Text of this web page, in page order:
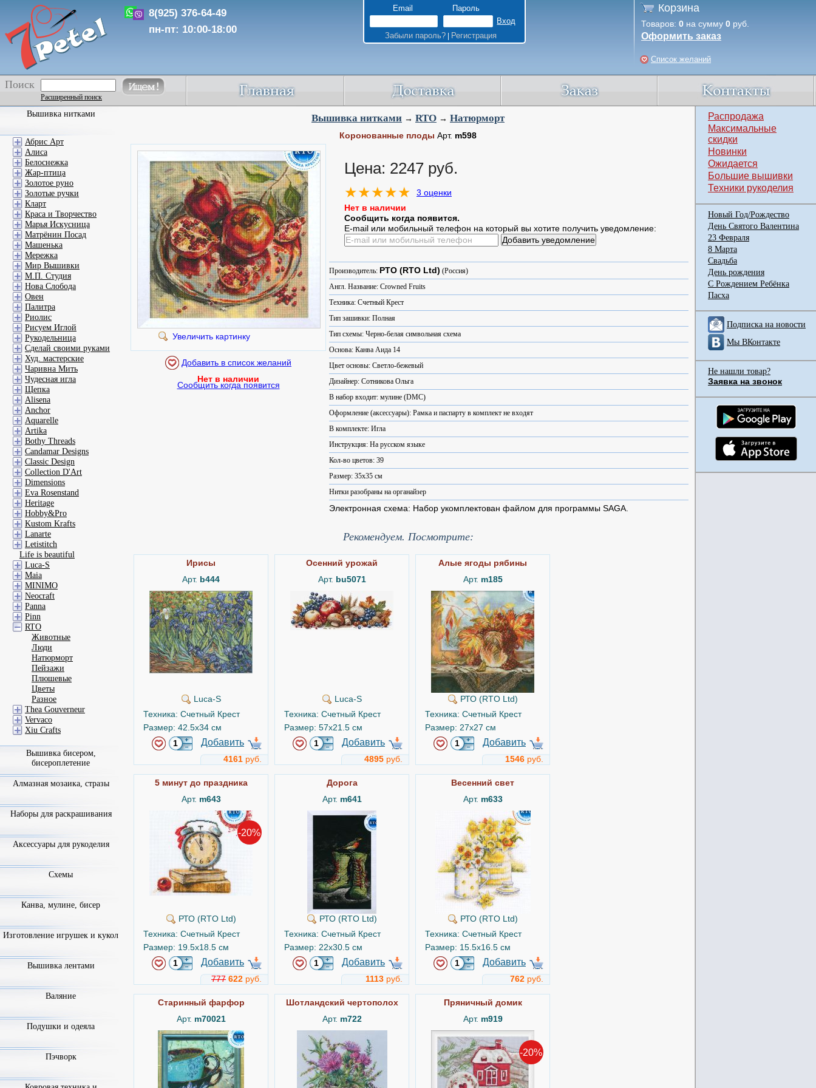
8(925) 376-64-49
пн-пт: 10:00-18:00
Email Пароль
Забыли пароль?| Регистрация
Корзина
Товаров: 0 на сумму 0 руб.
Оформить заказ
Список желаний
Поиск
Расширенный поиск
Вышивка нитками → RTO → Натюрморт
Коронованные плоды Арт. m598
Увеличить картинку
Нет в наличии
Сообщить когда появится
Цена: 2247 руб.
3 оценки
Нет в наличии
Сообщить когда появится.
E-mail или мобильный телефон на который вы хотите получить уведомление:
Производитель: РТО (RTO Ltd) (Россия)
Англ. Название: Crowned Fruits
Техника: Счетный Крест
Тип зашивки: Полная
Тип схемы: Черно-белая символьная схема
Основа: Канва Аида 14
Цвет основы: Светло-бежевый
Дизайнер: Сотникова Ольга
В набор входит: мулине (DMC)
Оформление (аксессуары): Рамка и паспарту в комплект не входят
В комплекте: Игла
Инструкция: На русском языке
Кол-во цветов: 39
Размер: 35x35 см
Нитки разобраны на органайзер
Электронная схема: Набор укомплектован файлом для программы SAGA.
Рекомендуем. Посмотрите:
Ирисы
Арт. b444
Luca-S
Техника: Счетный Крест
Размер: 42.5x34 см
Добавить
4161 руб.
Осенний урожай
Арт. bu5071
Luca-S
Техника: Счетный Крест
Размер: 57x21.5 см
Добавить
4895 руб.
Алые ягоды рябины
Арт. m185
РТО (RTO Ltd)
Техника: Счетный Крест
Размер: 27x27 см
Добавить
1546 руб.
5 минут до праздника
Арт. m643
-20%
РТО (RTO Ltd)
Техника: Счетный Крест
Размер: 19.5x18.5 см
Добавить
777 622 руб.
Дорога
Арт. m641
РТО (RTO Ltd)
Техника: Счетный Крест
Размер: 22x30.5 см
Добавить
1113 руб.
Весенний свет
Арт. m633
РТО (RTO Ltd)
Техника: Счетный Крест
Размер: 15.5x16.5 см
Добавить
762 руб.
Старинный фарфор
Арт. m70021
Шотландский чертополох
Арт. m722
Пряничный домик
Арт. m919
-20%
Вышивка нитками
Абрис Арт
Алиса
Белоснежка
Жар-птица
Золотое руно
Золотые ручки
Кларт
Краса и Творчество
Марья Искусница
Матрёнин Посад
Машенька
Мережка
Мир Вышивки
М.П. Студия
Нова Слобода
Овен
Палитра
Риолис
Рисуем Иглой
Рукодельница
Сделай своими руками
Худ. мастерские
Чаривна Мить
Чудесная игла
Щепка
Alisena
Anchor
Aquarelle
Artika
Bothy Threads
Candamar Designs
Classic Design
Collection D'Art
Dimensions
Eva Rosenstand
Heritage
Hobby&Pro
Kustom Krafts
Lanarte
Letistitch
Life is beautiful
Luca-S
Maia
MINIMO
Neocraft
Panna
Pinn
RTO
Животные
Люди
Натюрморт
Пейзажи
Плюшевые
Цветы
Разное
Thea Gouverneur
Vervaco
Xiu Crafts
Вышивка бисером,
бисероплетение
Алмазная мозаика, стразы
Наборы для раскрашивания
Аксессуары для рукоделия
Схемы
Канва, мулине, бисер
Изготовление игрушек и кукол
Вышивка лентами
Валяние
Подушки и одеяла
Пэчворк
Распродажа
Максимальные
скидки
Новинки
Ожидается
Большие вышивки
Техники рукоделия
Новый Год/Рождество
День Святого Валентина
23 Февраля
8 Марта
Свадьба
День рождения
С Рождением Ребёнка
Пасха
Подписка на новости
Мы ВКонтакте
Не нашли товар?
Заявка на звонок